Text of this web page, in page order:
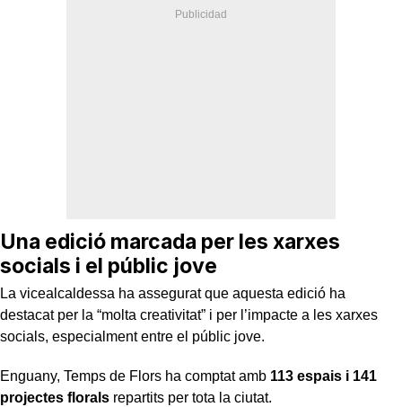
Una edició marcada per les xarxes
socials i el públic jove
La vicealcaldessa ha assegurat que aquesta edició ha
destacat per la “molta creativitat” i per l’impacte a les xarxes
socials, especialment entre el públic jove.
Enguany, Temps de Flors ha comptat amb 113 espais i 141
projectes florals repartits per tota la ciutat.